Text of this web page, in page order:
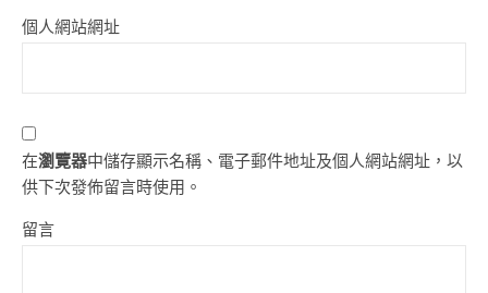
個人網站網址
在瀏覽器中儲存顯示名稱、電子郵件地址及個人網站網址，以
供下次發佈留言時使用。
留言